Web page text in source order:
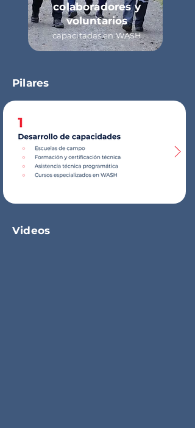
colaboradores y
voluntarios
capacitadas en WASH
Pilares
Videos